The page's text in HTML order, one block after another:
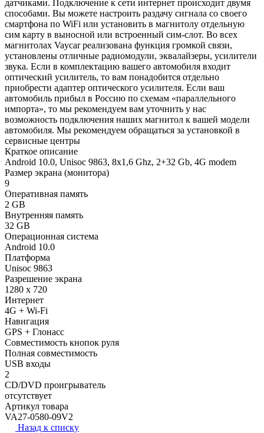
датчиками. Подключение к сети интернет происходит двумя
способами. Вы можете настроить раздачу сигнала со своего
смартфона по WiFi или установить в магнитолу отдельную
сим карту в выносной или встроенный сим-слот. Во всех
магнитолах Vaycar реализована функция громкой связи,
установлены отличные радиомодули, эквалайзеры, усилители
звука. Если в комплектацию вашего автомобиля входит
оптический усилитель, то вам понадобится отдельно
приобрести адаптер оптического усилителя. Если ваш
автомобиль прибыл в Россию по схемам «параллельного
импорта», то мы рекомендуем вам уточнить у нас
возможность подключения наших магнитол к вашей модели
автомобиля. Мы рекомендуем обращаться за установкой в
сервисные центры
Краткое описание
Android 10.0, Unisoc 9863, 8х1,6 Ghz, 2+32 Gb, 4G modem
Размер экрана (монитора)
9
Оперативная память
2 GB
Внутренняя память
32 GB
Операционная система
Android 10.0
Платформа
Unisoc 9863
Разрешение экрана
1280 x 720
Интернет
4G + Wi-Fi
Навигация
GPS + Глонасс
Совместимость кнопок руля
Полная совместимость
USB входы
2
CD/DVD проигрыватель
отсутствует
Артикул товара
VA27-0580-09V2
Назад к списку